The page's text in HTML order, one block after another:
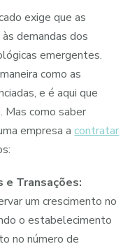
exige que as
demandas dos
emergentes.
como as
e é aqui que
Mas como saber
empresa acontratar
e Transações:
um crescimento no
o estabelecimento
no número de